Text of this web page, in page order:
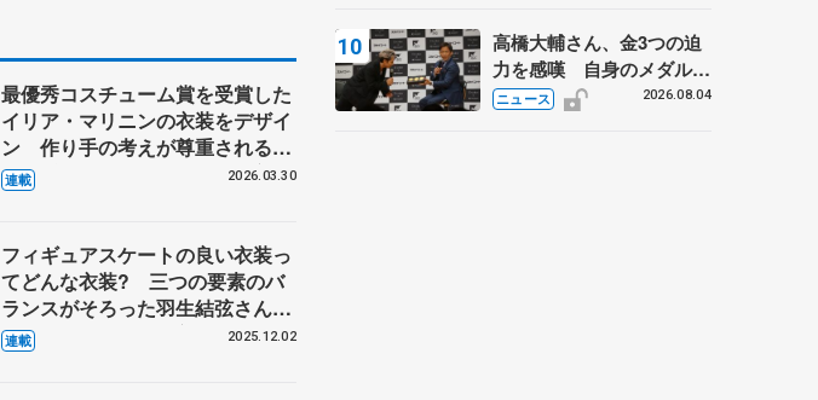
最優秀コスチューム賞を受賞した
イリア・マリニンの衣装をデザイ
ン 作り手の考えが尊重される海
外選手からの依頼 伊藤聡美さ
んに聞く（下）
連載 2026.03.30
フィギュアスケートの良い衣装っ
てどんな衣装? 三つの要素のバ
ランスがそろった羽生結弦さんの
『ボレロ』 伊藤聡美さんに聞く
（中）
連載 2025.12.02
高橋大輔さん、金3つの迫
力を感嘆 自身のメダルは
「どちらに？」 〝リス兄
ニュース 2026.08.04